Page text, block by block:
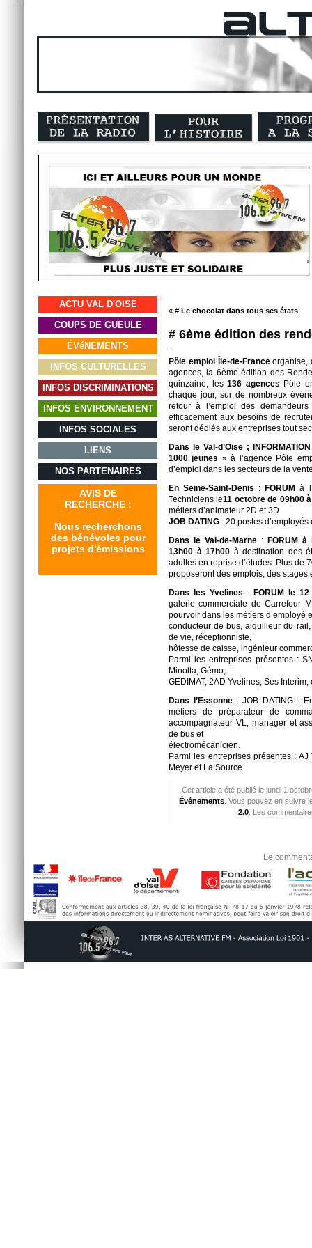
ACTU VAL D'OISE
COUPS DE GUEULE
ÉVéNEMENTS
INFOS CULTURELLES
INFOS DISCRIMINATIONS
INFOS ENVIRONNEMENT
INFOS SOCIALES
LIENS
NOS PARTENAIRES
AVIS DE
RECHERCHE :
Nous recherchons
des bénévoles pour
projets d'émissions
« # Le chocolat dans tous ses états
# 6ème édition des
Pôle emploi Île-de-Franceorganise,
agences, la 6ème édition des
quinzaine, les 136 agences Pôle
chaque jour, sur de nombreux
retour à l’emploi des
efficacement aux besoins de
seront dédiés aux entreprises tout
Dans le Val-d’Oise ;
1000 jeunes » à l’agence Pôle
d’emploi dans les secteurs de la
En Seine-Saint-Denis : FORUM à
Techniciens le11 octobre de 09h00
métiers d’animateur 2D et 3D
JOB DATING : 20 postes
Dans le Val-de-Marne : FORUM
13h00 à 17h00 à destination des
adultes en reprise d’études: Plus de
proposeront des emplois, des stages
Dans les Yvelines : FORUM le
galerie commerciale de Carrefour
pourvoir dans les métiers d’employé
conducteur de bus, aiguilleur du
de vie, réceptionniste,
hôtesse de caisse, ingénieur
Parmi les entreprises présentes :
Minolta, Gémo,
GEDIMAT, 2AD Yvelines, Ses Interim,
Dans l’Essonne: JOB DATING :
métiers de préparateur de
accompagnateur VL, manager et
de bus et
électromécanicien.
Parmi les entreprises présentes :
Meyer et La Source
Cet article a été publié le lundi 1
Événements . Vous pouvez en suivre
2.0 . Les
Le